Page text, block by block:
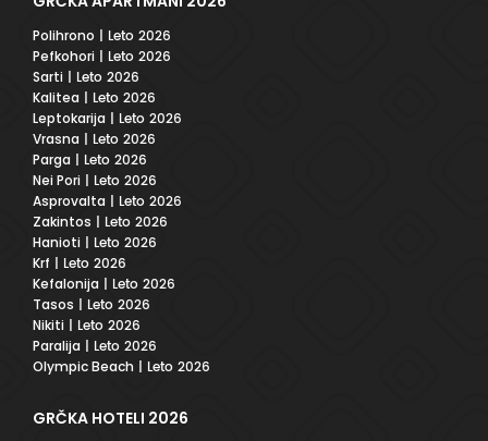
Polihrono | Leto 2026
Pefkohori | Leto 2026
Sarti | Leto 2026
Kalitea | Leto 2026
Leptokarija | Leto 2026
Vrasna | Leto 2026
Parga | Leto 2026
Nei Pori | Leto 2026
Asprovalta | Leto 2026
Zakintos | Leto 2026
Hanioti | Leto 2026
Krf | Leto 2026
Kefalonija | Leto 2026
Tasos | Leto 2026
Nikiti | Leto 2026
Paralija | Leto 2026
Olympic Beach | Leto 2026
GRČKA HOTELI 2026